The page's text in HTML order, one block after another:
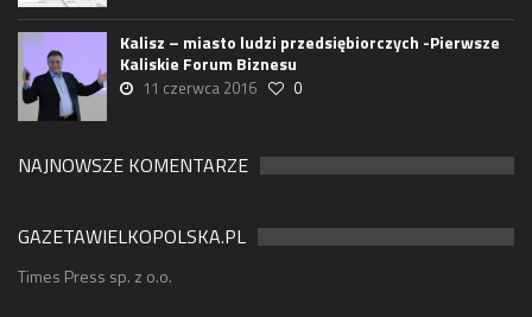
Kalisz – miasto ludzi przedsiębiorczych -Pierwsze
Kaliskie Forum Biznesu
11 czerwca 2016 0
NAJNOWSZE KOMENTARZE
GAZETAWIELKOPOLSKA.PL
Times Press sp. z o.o.